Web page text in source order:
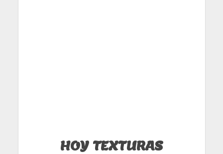
HOY TEXTURAS